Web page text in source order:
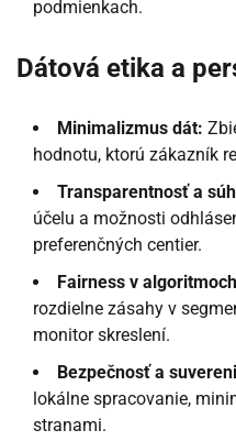
podmienkach.
Dátová etika a
Minimalizmus dát:
hodnotu, ktorú zákazník
Transparentnosť a
účelu a možnosti
preferenčných centier.
Fairness v
rozdielne zásahy v
monitor skreslení.
Bezpečnosť a
lokálne spracovanie,
stranami.